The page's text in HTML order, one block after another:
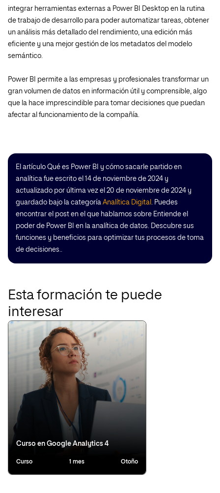
integrar herramientas externas a Power BI Desktop en la rutina
de trabajo de desarrollo para poder automatizar tareas, obtener
un análisis más detallado del rendimiento, una edición más
eficiente y una mejor gestión de los metadatos del modelo
semántico.
Power BI permite a las empresas y profesionales transformar un
gran volumen de datos en información útil y comprensible, algo
que la hace imprescindible para tomar decisiones que puedan
afectar al funcionamiento de la compañía.
El artículo Qué es Power BI y cómo sacarle partido en
analítica fue escrito el 14 de noviembre de 2024 y
actualizado por última vez el 20 de noviembre de 2024 y
guardado bajo la categoría Analítica Digital . Puedes
encontrar el post en el que hablamos sobre Entiende el
poder de Power BI en la analítica de datos. Descubre sus
funciones y beneficios para optimizar tus procesos de toma
de decisiones..
Esta formación te puede
interesar
Curso en Google Analytics 4
Curso 1 mes Otoño